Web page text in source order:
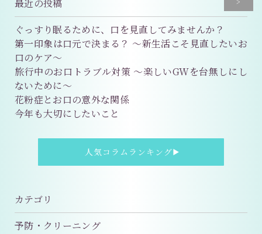
最近の投稿
ぐっすり眠るために、口を見直してみませんか？
第一印象は口元で決まる？ 〜新生活こそ見直したいお
口のケア〜
旅行中のお口トラブル対策 〜楽しいGWを台無しにし
ないために〜
花粉症とお口の意外な関係
今年も大切にしたいこと
▶
人気コラムランキング
カテゴリ
予防・クリーニング